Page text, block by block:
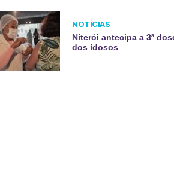
NOTÍCIAS
Niterói antecipa a 3ª
dos idosos